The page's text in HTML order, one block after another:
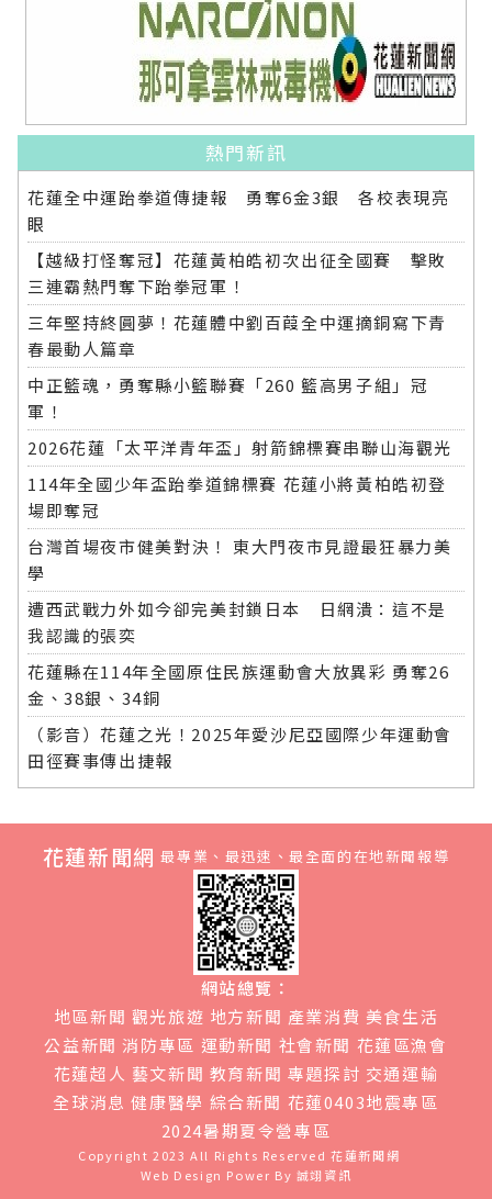
熱門新訊
花蓮全中運跆拳道傳捷報 勇奪6金3銀 各校表現亮
眼
【越級打怪奪冠】花蓮黃柏皓初次出征全國賽 擊敗
三連霸熱門奪下跆拳冠軍！
三年堅持終圓夢！花蓮體中劉百葭全中運摘銅寫下青
春最動人篇章
中正籃魂，勇奪縣小籃聯賽「260 籃高男子組」冠
軍！
2026花蓮「太平洋青年盃」射箭錦標賽串聯山海觀光
114年全國少年盃跆拳道錦標賽 花蓮小將黃柏皓初登
場即奪冠
台灣首場夜市健美對決！ 東大門夜市見證最狂暴力美
學
遭西武戰力外如今卻完美封鎖日本 日網潰：這不是
我認識的張奕
花蓮縣在114年全國原住民族運動會大放異彩 勇奪26
金、38銀、34銅
（影音）花蓮之光！2025年愛沙尼亞國際少年運動會
田徑賽事傳出捷報
花蓮新聞網 最專業、最迅速、最全面的在地新聞報導
網站總覽：
地區新聞 觀光旅遊 地方新聞 產業消費 美食生活
公益新聞 消防專區 運動新聞 社會新聞 花蓮區漁會
花蓮超人 藝文新聞 教育新聞 專題探討 交通運輸
全球消息 健康醫學 綜合新聞 花蓮0403地震專區
2024暑期夏令營專區
Copyright 2023 All Rights Reserved花蓮新聞網
Web Design Power By 誠翊資訊